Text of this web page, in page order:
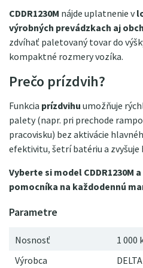
CDDR1230M nájde uplatnenie v
výrobných prevádzkach aj
zdvíhať paletovaný tovar do
kompaktné rozmery vozíka.
Prečo prízdvih?
Funkcia prízdvihuumožňuje
palety (napr. pri prechode
pracovisku) bez aktivácie
efektivitu, šetrí batériu a zvyšuje
Vyberte si model CDDR1230M
pomocníka na každodennú
Nosnosť
1 000
Výrobca